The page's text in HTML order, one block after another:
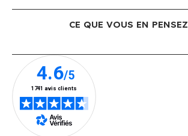
CE QUE VOUS EN PENSEZ